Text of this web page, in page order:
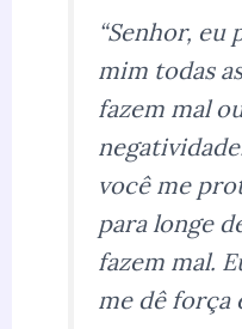
“Senhor, eu
mim todas
fazem mal
você me
para longe
fazem mal.
me dê força